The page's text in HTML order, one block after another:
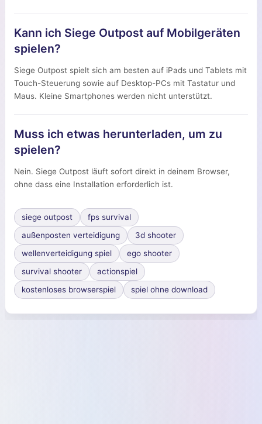
Kann ich Siege Outpost auf Mobilgeräten
spielen?
Siege Outpost spielt sich am besten auf iPads und Tablets mit
Touch-Steuerung sowie auf Desktop-PCs mit Tastatur und
Maus. Kleine Smartphones werden nicht unterstützt.
Muss ich etwas herunterladen, um zu
spielen?
Nein. Siege Outpost läuft sofort direkt in deinem Browser,
ohne dass eine Installation erforderlich ist.
siege outpost
fps survival
außenposten verteidigung
3d shooter
wellenverteidigung spiel
ego shooter
survival shooter
actionspiel
kostenloses browserspiel
spiel ohne download